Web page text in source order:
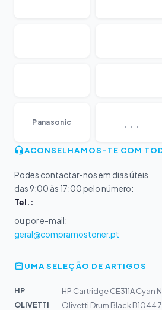
Panasonic ...
ACONSELHAMOS-TE COM
Podes contactar-nos em dias úteis
das 9:00 às 17:00 pelo número:
Tel.:
ou por e-mail:
geral@compramostoner.pt
UMA SELEÇÃO DE ARTIGOS
HP
HP Cartridge CE311A Cyan
OLIVETTI